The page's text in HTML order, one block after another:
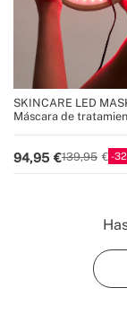
SKINCARE LED
Máscara de
94,95 139,95 32